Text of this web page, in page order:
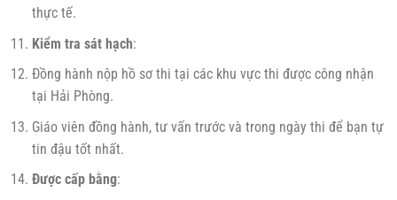
thực tế.
Kiểm tra sát hạch:
Đồng hành nộp hồ sơ thi tại các khu vực thi được công nhận
tại Hải Phòng.
Giáo viên đồng hành, tư vấn trước và trong ngày thi để bạn tự
tin đậu tốt nhất.
Được cấp bằng: